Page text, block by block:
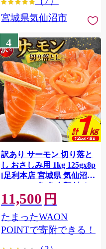
宮城県気仙沼市
4
訳あり サーモン 切り落と
し おさしみ用 1kg 125gx8p
[足利本店 宮城県 気仙沼市
20564313] 魚 魚介類 鮭 お
刺し身 刺し身 刺身 生 生食
個包装 チリ銀鮭 銀鮭 海鮮
海鮮丼 魚介
11,500 円
たまったWAON
POINTで寄附できる！